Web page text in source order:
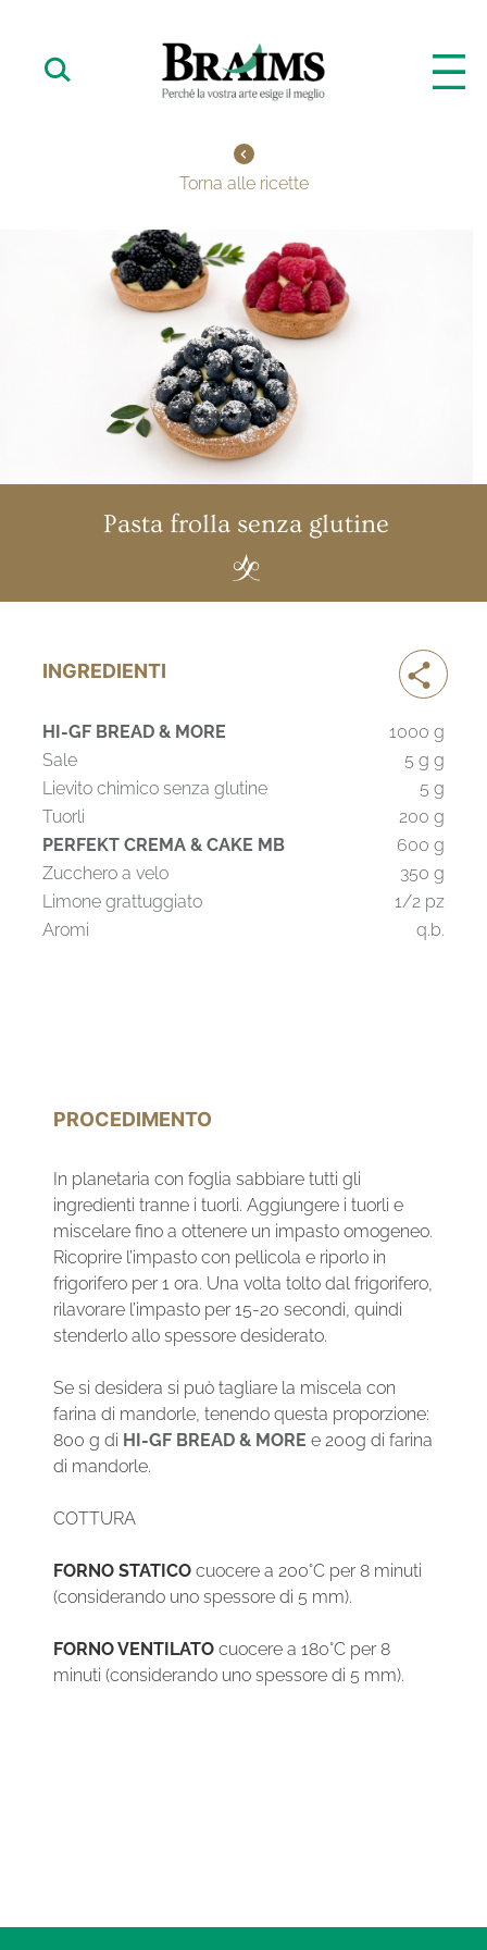
Torna alle ricette
Pasta frolla senza glutine
INGREDIENTI
HI-GF BREAD & MORE
1000 g
Sale
5 g g
Lievito chimico senza glutine
5 g
Tuorli
200 g
PERFEKT CREMA & CAKE MB
600 g
Zucchero a velo
350 g
Limone grattuggiato
1/2 pz
Aromi
q.b.
PROCEDIMENTO
In planetaria con foglia sabbiare tutti gli
ingredienti tranne i tuorli. Aggiungere i tuorli e
miscelare fino a ottenere un impasto omogeneo.
Ricoprire l’impasto con pellicola e riporlo in
frigorifero per 1 ora. Una volta tolto dal frigorifero,
rilavorare l’impasto per 15-20 secondi, quindi
stenderlo allo spessore desiderato.
Se si desidera si può tagliare la miscela con
farina di mandorle, tenendo questa proporzione:
800 g di HI-GF BREAD & MORE e 200g di farina
di mandorle.
COTTURA
FORNO STATICO cuocere a 200°C per 8 minuti
(considerando uno spessore di 5 mm).
FORNO VENTILATO cuocere a 180°C per 8
minuti (considerando uno spessore di 5 mm).